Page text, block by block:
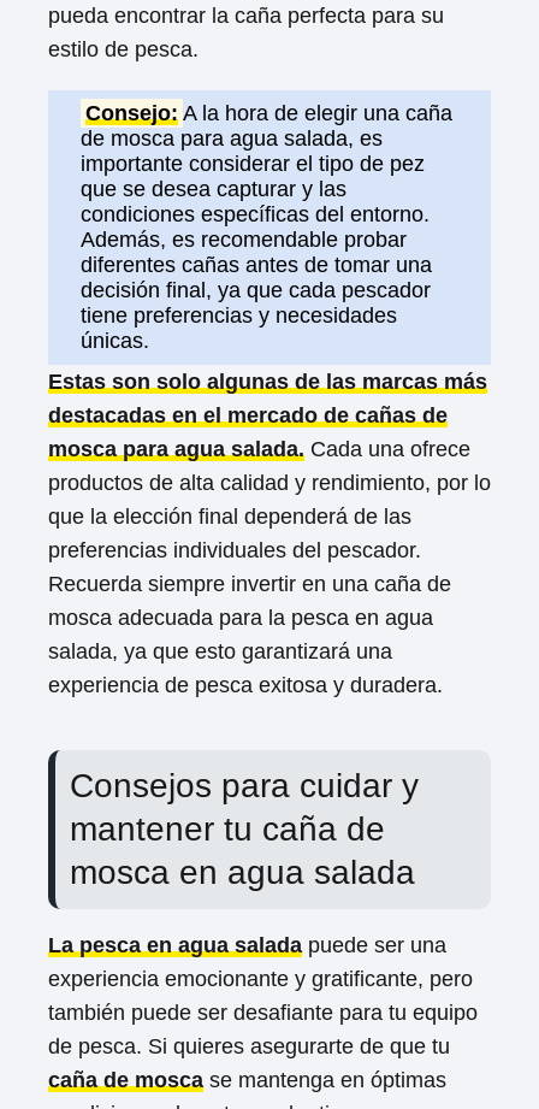
pueda encontrar la caña perfecta para su
estilo de pesca.
Consejo: A la hora de elegir una caña
de mosca para agua salada, es
importante considerar el tipo de pez
que se desea capturar y las
condiciones específicas del entorno.
Además, es recomendable probar
diferentes cañas antes de tomar una
decisión final, ya que cada pescador
tiene preferencias y necesidades
únicas.
Estas son solo algunas de las marcas más
destacadas en el mercado de cañas de
mosca para agua salada. Cada una ofrece
productos de alta calidad y rendimiento, por lo
que la elección final dependerá de las
preferencias individuales del pescador.
Recuerda siempre invertir en una caña de
mosca adecuada para la pesca en agua
salada, ya que esto garantizará una
experiencia de pesca exitosa y duradera.
Consejos para cuidar y
mantener tu caña de
mosca en agua salada
La pesca en agua salada puede ser una
experiencia emocionante y gratificante, pero
también puede ser desafiante para tu equipo
de pesca. Si quieres asegurarte de que tu
caña de mosca se mantenga en óptimas